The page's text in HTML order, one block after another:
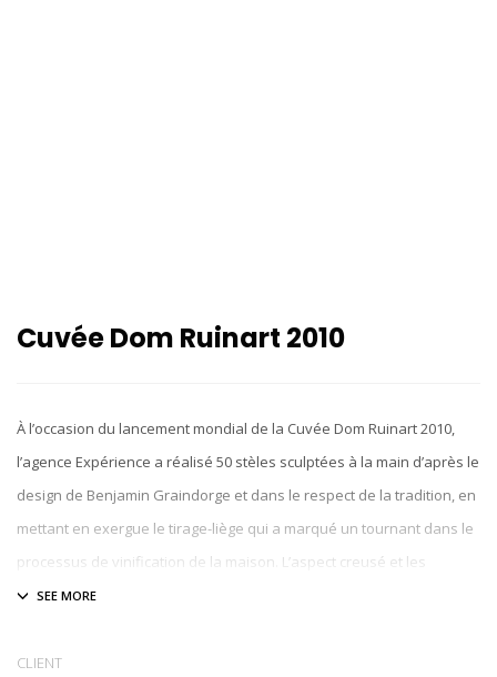
Cuvée Dom Ruinart 2010
À l’occasion du lancement mondial de la Cuvée Dom Ruinart 2010,
l’agence Expérience a réalisé 50 stèles sculptées à la main d’après le
design de Benjamin Graindorge et dans le respect de la tradition, en
mettant en exergue le tirage-liège qui a marqué un tournant dans le
processus de vinification de la maison. L’aspect creusé et les
volumes apparents révèlent profondeur et complexité de la cuvée.
vieillir et magnifier son arôme, en parfaite harmonie avec son
CLIENT